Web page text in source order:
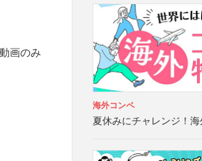
画のみ
海外コンペ
夏休みにチャレンジ！